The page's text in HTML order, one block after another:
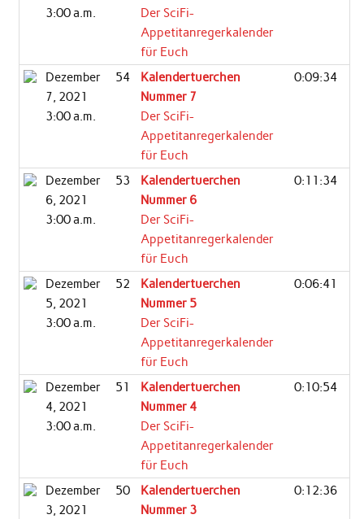
3:00 a.m.
Der SciFi-
Appetitanregerkalender
für Euch
Dezember
7, 2021
3:00 a.m.
54
Kalendertuerchen
Nummer 7
Der SciFi-
Appetitanregerkalender
für Euch
0:09:34
Dezember
6, 2021
3:00 a.m.
53
Kalendertuerchen
Nummer 6
Der SciFi-
Appetitanregerkalender
für Euch
0:11:34
Dezember
5, 2021
3:00 a.m.
52
Kalendertuerchen
Nummer 5
Der SciFi-
Appetitanregerkalender
für Euch
0:06:41
Dezember
4, 2021
3:00 a.m.
51
Kalendertuerchen
Nummer 4
Der SciFi-
Appetitanregerkalender
für Euch
0:10:54
Dezember
3, 2021
50
Kalendertuerchen
Nummer 3
0:12:36